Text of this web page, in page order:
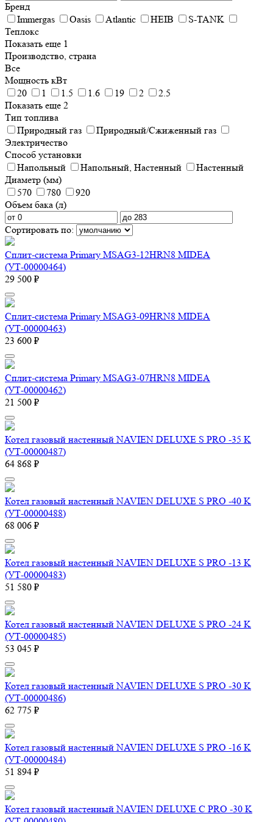
Бренд
Immergas
Oasis Atlantic HEIB
S-TANK
Теплокс
Показать еще 1
Производство, страна
Все
Мощность кВт
20
1 1.5 1.6 19 2
2.5
Показать еще 2
Тип топлива
Природный газ
Природный/Сжиженный газ
Электричество
Способ установки
Напольный
Напольный, Настенный
Настенный
Диаметр (мм)
570
780
920
Объем бака (л)
Сортировать по:
Сплит-система Primary MSAG3-12HRN8 MIDEA
(УТ-00000464)
29 500 ₽
Сплит-система Primary MSAG3-09HRN8 MIDEA
(УТ-00000463)
23 600 ₽
Сплит-система Primary MSAG3-07HRN8 MIDEA
(УТ-00000462)
21 500 ₽
Котел газовый настенный NAVIEN DELUXE S PRO -35 K
(УТ-00000487)
64 868 ₽
Котел газовый настенный NAVIEN DELUXE S PRO -40 K
(УТ-00000488)
68 006 ₽
Котел газовый настенный NAVIEN DELUXE S PRO -13 K
(УТ-00000483)
51 580 ₽
Котел газовый настенный NAVIEN DELUXE S PRO -24 K
(УТ-00000485)
53 045 ₽
Котел газовый настенный NAVIEN DELUXE S PRO -30 K
(УТ-00000486)
62 775 ₽
Котел газовый настенный NAVIEN DELUXE S PRO -16 K
(УТ-00000484)
51 894 ₽
Котел газовый настенный NAVIEN DELUXE С PRO -30 K